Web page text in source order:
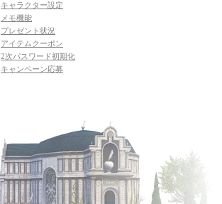
キャラクター設定
メモ機能
プレゼント状況
アイテムクーポン
2次パスワード初期化
キャンペーン応募